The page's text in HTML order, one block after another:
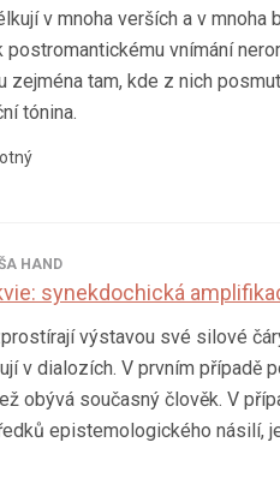
v mnoha verších a v mnoha
postromantickému vnímání
zejména tam, kde z nich
tónina.
HAND
synekdochická
výstavou své silové
v dialozích. V prvním případě
obývá současný člověk. V
epistemologického násilí,